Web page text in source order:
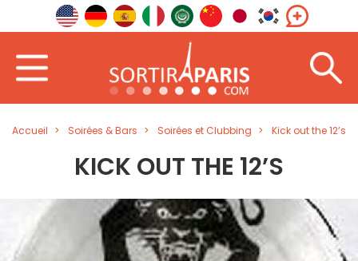
Accueil Soirées & Bars Soirées et Clubbing Kick out the 12’s
KICK OUT THE 12’S